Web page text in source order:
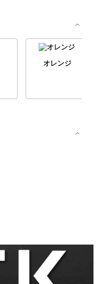
オレンジ